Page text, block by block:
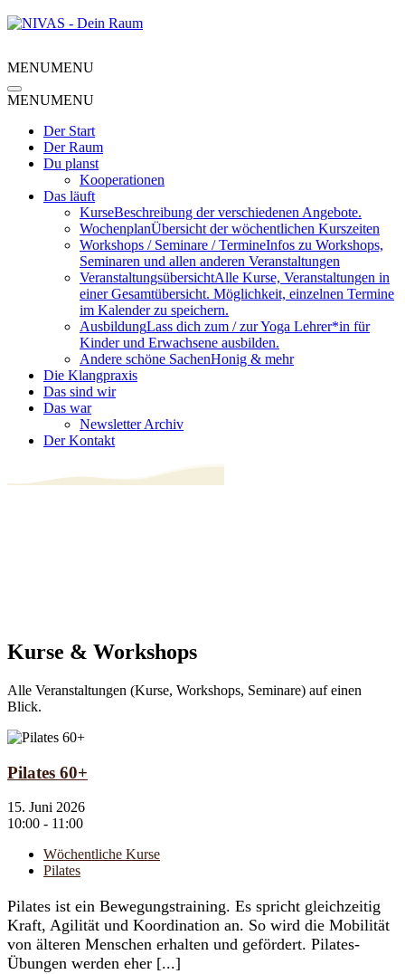
MENUMENU
MENUMENU
Der Start
Der Raum
Du planst
Kooperationen
Das läuft
KurseBeschreibung der verschiedenen Angebote.
WochenplanÜbersicht der wöchentlichen Kurszeiten
Workshops / Seminare / TermineInfos zu Workshops,
Seminaren und allen anderen Veranstaltungen
VeranstaltungsübersichtAlle Kurse, Veranstaltungen in
einer Gesamtübersicht. Möglichkeit, einzelnen Termine
im Kalender zu speichern.
AusbildungLass dich zum / zur Yoga Lehrer*in für
Kinder und Erwachsene ausbilden.
Andere schöne SachenHonig & mehr
Die Klangpraxis
Das sind wir
Das war
Newsletter Archiv
Der Kontakt
Kurse & Workshops
Alle Veranstaltungen (Kurse, Workshops, Seminare) auf einen
Blick.
Pilates 60+
15. Juni 2026
10:00 - 11:00
Wöchentliche Kurse
Pilates
Pilates ist ein Bewegungstraining. Es spricht gleichzeitig
Kraft, Agilität und Koordination an. So wird die Mobilität
von älteren Menschen erhalten und gefördert. Pilates-
Übungen werden eher [...]